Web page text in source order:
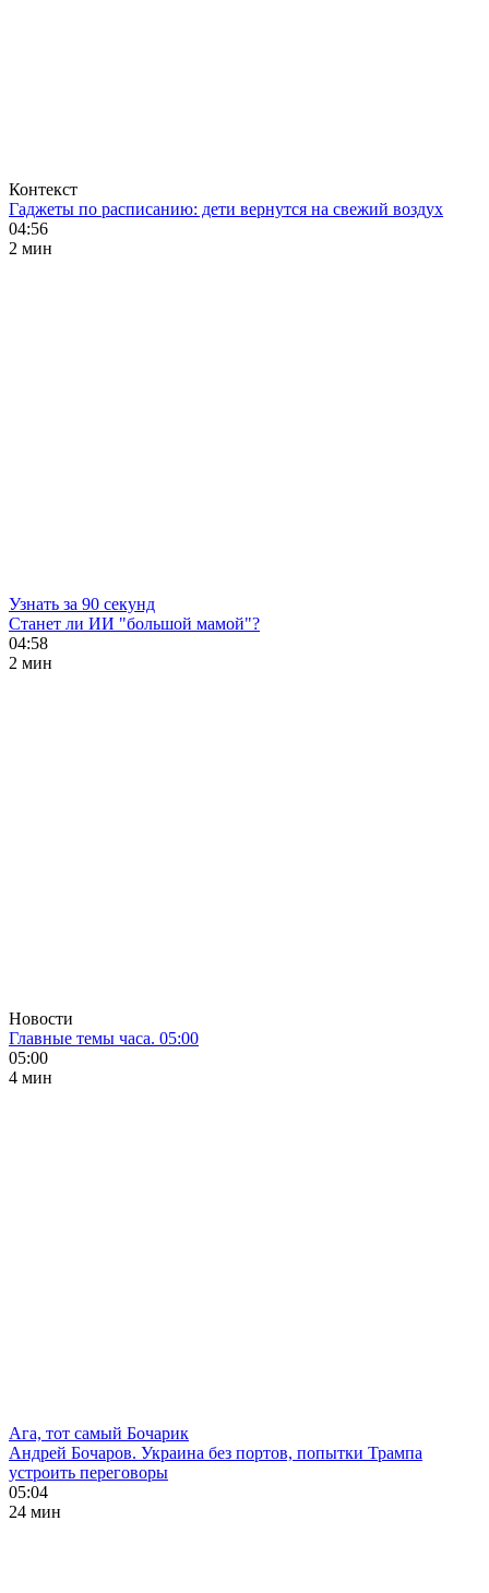
Контекст
Гаджеты по расписанию: дети вернутся на свежий воздух
04:56
2 мин
Узнать за 90 секунд
Станет ли ИИ "большой мамой"?
04:58
2 мин
Новости
Главные темы часа. 05:00
05:00
4 мин
Ага, тот самый Бочарик
Андрей Бочаров. Украина без портов, попытки Трампа
устроить переговоры
05:04
24 мин